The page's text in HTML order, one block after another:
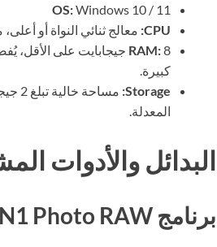
OS:Windows 10 / 11
CPU: معالج ثنائي النواة أو
RAM:
كبيرة.
Storage:
المعدلة.
البدائل والأدوات
برنامج ON1 Photo RAW